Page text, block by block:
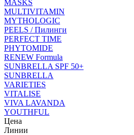
MASKS
MULTIVITAMIN
MYTHOLOGIC
PEELS / Пилинги
PERFECT TIME
PHYTOMIDE
RENEW Formula
SUNBRELLA SPF 50+
SUNBRELLA
VARIETIES
VITALISE
VIVA LAVANDA
YOUTHFUL
Цена
Линии